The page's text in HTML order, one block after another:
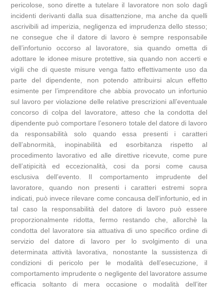
pericolose, sono dirette a tutelare il lavoratore non solo dagli
incidenti derivanti dalla sua disattenzione, ma anche da quelli
ascrivibili ad imperizia, negligenza ed imprudenza dello stesso;
ne consegue che il datore di lavoro è sempre responsabile
dell’infortunio occorso al lavoratore, sia quando ometta di
adottare le idonee misure protettive, sia quando non accerti e
vigili che di queste misure venga fatto effettivamente uso da
parte del dipendente, non potendo attribuirsi alcun effetto
esimente per l’imprenditore che abbia provocato un infortunio
sul lavoro per violazione delle relative prescrizioni all’eventuale
concorso di colpa del lavoratore, atteso che la condotta del
dipendente può comportare l’esonero totale del datore di lavoro
da responsabilità solo quando essa presenti i caratteri
dell’abnormità, inopinabilità ed esorbitanza rispetto al
procedimento lavorativo ed alle direttive ricevute, come pure
dell’atipicità ed eccezionalità, cosi da porsi come causa
esclusiva dell’evento. Il comportamento imprudente del
lavoratore, quando non presenti i caratteri estremi sopra
indicati, può invece rilevare come concausa dell’infortunio, ed in
tal caso la responsabilità del datore di lavoro può essere
proporzionalmente ridotta, fermo restando che, allorchè la
condotta del lavoratore sia attuativa di uno specifico ordine di
servizio del datore di lavoro per lo svolgimento di una
determinata attività lavorativa, nonostante la sussistenza di
condizioni di pericolo per le modalità dell’esecuzione, il
comportamento imprudente o negligente del lavoratore assume
efficacia soltanto di mera occasione o modalità dell’iter